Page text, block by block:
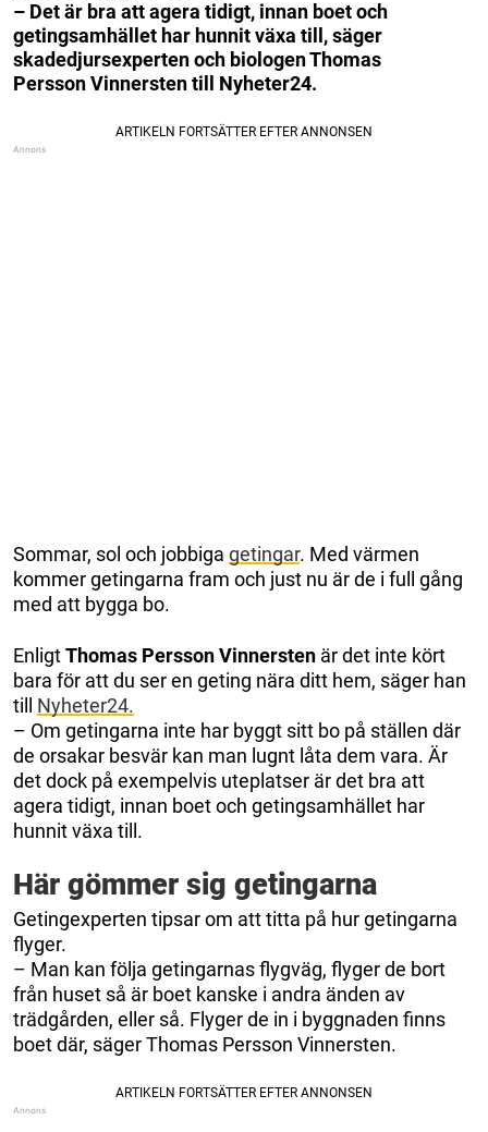
– Det är bra att agera tidigt, innan boet och
getingsamhället har hunnit växa till, säger
skadedjursexperten och biologen Thomas
Persson Vinnersten till Nyheter24.
Sommar, sol och jobbiga getingar. Med värmen
kommer getingarna fram och just nu är de i full gång
med att bygga bo.
EnligtThomas Persson Vinnersten är det inte kört
bara för att du ser en geting nära ditt hem, säger han
till Nyheter24.
– Om getingarna inte har byggt sitt bo på ställen där
de orsakar besvär kan man lugnt låta dem vara. Är
det dock på exempelvis uteplatser är det bra att
agera tidigt, innan boet och getingsamhället har
hunnit växa till.
Här gömmer sig getingarna
Getingexperten tipsar om att titta på hur getingarna
flyger.
– Man kan följa getingarnas flygväg, flyger de bort
från huset så är boet kanske i andra änden av
trädgården, eller så. Flyger de in i byggnaden finns
boet där, säger Thomas Persson Vinnersten.